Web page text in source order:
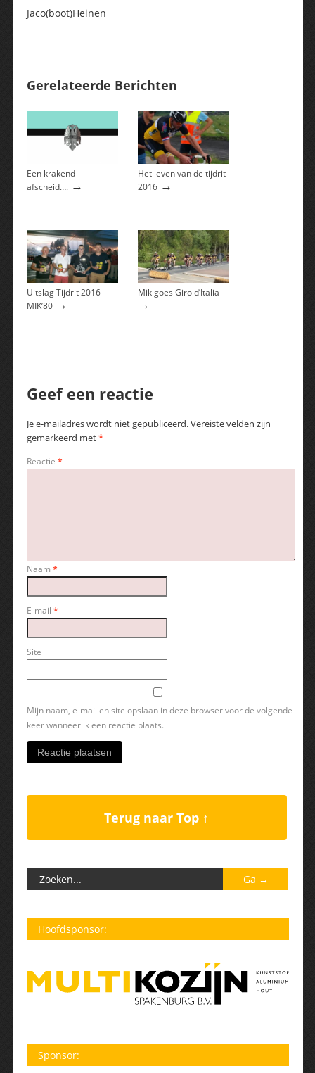
Jaco(boot)Heinen
Gerelateerde Berichten
Een krakend
afscheid…. →
Het leven van de tijdrit
2016→
Uitslag Tijdrit 2016
MIK’80→
Mik goes Giro d’Italia
→
Geef een reactie
Je e-mailadres wordt niet gepubliceerd.Vereiste velden zijn
gemarkeerd met*
Reactie *
Naam *
E-mail *
Site
Mijn naam, e-mail en site opslaan in deze browser voor de volgende
keer wanneer ik een reactie plaats.
Terug naar Top ↑
Hoofdsponsor:
Sponsor: